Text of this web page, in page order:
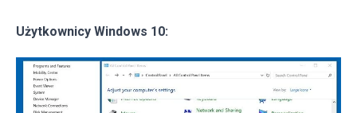
Użytkownicy Windows 10: